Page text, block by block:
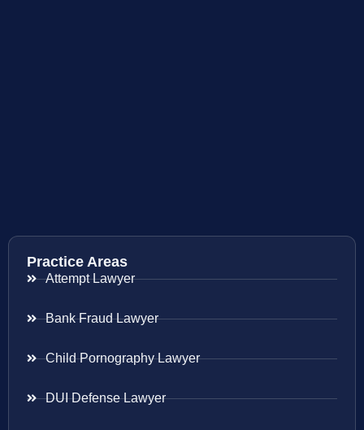
Practice Areas
Attempt Lawyer
Bank Fraud Lawyer
Child Pornography Lawyer
DUI Defense Lawyer